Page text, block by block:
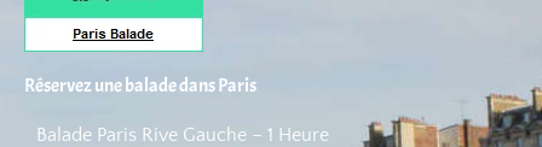
Réservez une balade dans Paris
Balade Paris Rive Gauche – 1 Heure